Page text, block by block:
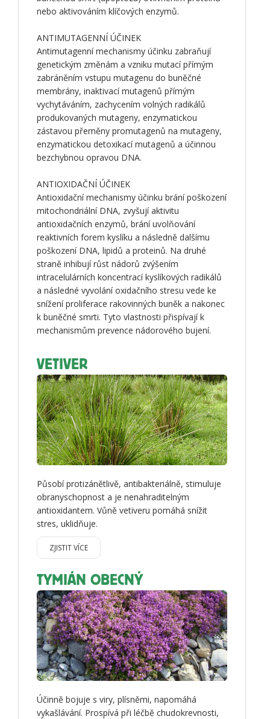
nebo aktivováním klíčových enzymů.
ANTIMUTAGENNÍ ÚČINEK
Antimutagenní mechanismy účinku zabraňují
genetickým změnám a vzniku mutací přímým
zabráněním vstupu mutagenu do buněčné
membrány, inaktivací mutagenů přímým
vychytáváním, zachycením volných radikálů
produkovaných mutageny, enzymatickou
zástavou přeměny promutagenů na mutageny,
enzymatickou detoxikací mutagenů a účinnou
bezchybnou opravou DNA.
ANTIOXIDAČNÍ ÚČINEK
Antioxidační mechanismy účinku brání poškození
mitochondriální DNA, zvyšují aktivitu
antioxidačních enzymů, brání uvolňování
reaktivních forem kyslíku a následně dalšímu
poškození DNA, lipidů a proteinů. Na druhé
straně inhibují růst nádorů zvýšením
intracelulárních koncentrací kyslíkových radikálů
a následné vyvolání oxidačního stresu vede ke
snížení proliferace rakovinných buněk a nakonec
k buněčné smrti. Tyto vlastnosti přispívají k
mechanismům prevence nádorového bujení.
VETIVER
Působí protizánětlivě, antibakteriálně, stimuluje
obranyschopnost a je nenahraditelným
antioxidantem. Vůně vetiveru pomáhá snížit
stres, uklidňuje.
ZJISTIT VÍCE
TYMIÁN OBECNÝ
Účinně bojuje s viry, plísněmi, napomáhá
vykašlávání. Prospívá při léčbě chudokrevnosti,